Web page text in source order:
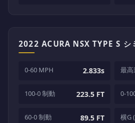
2022 ACURA NSX TYPE S シ
0-60 MPH 2.833s 最
100-0 制動 223.5 FT 0-
60-0 制動 89.5 FT 横G